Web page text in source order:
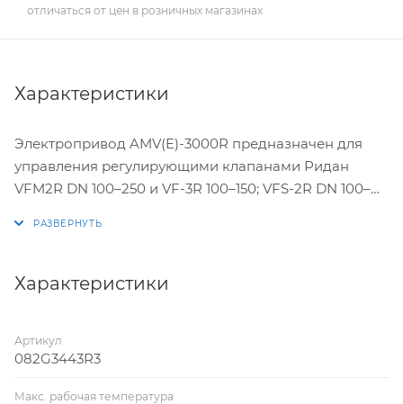
отличаться от цен в розничных магазинах
Характеристики
Электропривод AMV(E)-3000R предназначен для
управления регулирующими клапанами Ридан
VFM2R DN 100–250 и VF-3R 100–150; VFS-2R DN 100–
или подобных. Привод AME-3000R управляется по
Характеристики
Артикул
082G3443R3
Макс. рабочая температура